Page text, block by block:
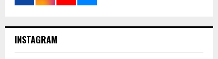
INSTAGRAM